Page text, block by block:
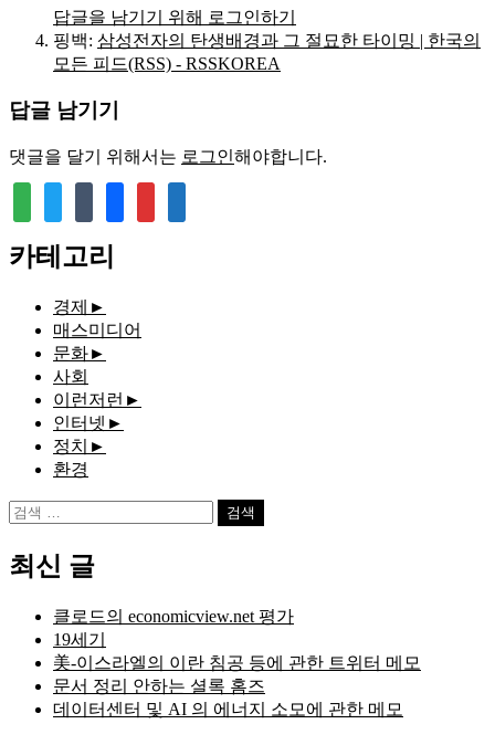
답글을 남기기 위해 로그인하기
핑백: 삼성전자의 탄생배경과 그 절묘한 타이밍 | 한국의
모든 피드(RSS) - RSSKOREA
답글 남기기
댓글을 달기 위해서는 로그인해야합니다.
document
카테고리
경제 ►
매스미디어
문화►
사회
이런저런 ►
인터넷 ►
정치 ►
환경
검
최신 글
클로드의 economicview.net 평가
19세기
美-이스라엘의 이란 침공 등에 관한 트위터 메모
문서 정리 안하는 셜록 홈즈
데이터센터 및 AI 의 에너지 소모에 관한 메모